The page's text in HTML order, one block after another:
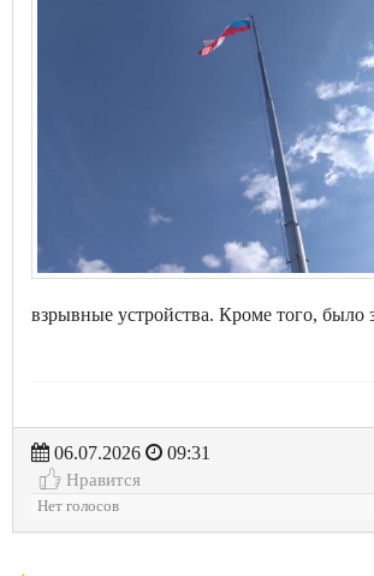
взрывные устройства. Кроме того, было
06.07.2026
09:31
Нравится
Нет голосов